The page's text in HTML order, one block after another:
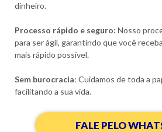
dinheiro.
Processo rápido e seguro: Nosso
para ser ágil, garantindo que você
mais rápido possível.
Sem burocracia: Cuidamos de toda a
facilitando a sua vida.
FALE PELO